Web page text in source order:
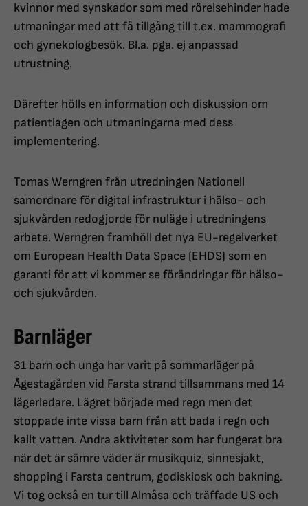
kvinnor med synskador som med rörelsehinder hade
utmaningar med att få tillgång till t.ex. mammografi
och gynekologbesök. Bl.a. pga. ej anpassad
utrustning.
Därefter hölls en information och diskussion om
patientlagen och utmaningarna med dess
implementering.
Tomas Werngren från utredningen Nationell
samordnare för digital infrastruktur i hälso- och
sjukvården redogjorde för nuläge i utredningens
arbete. Werngren framhöll det nya EU-regelverket
om European Health Data Space (EHDS) som en
garanti för att vi kommer se förändringar för hälso-
och sjukvården.
Barnläger
31 barn och unga har varit på sommarläger på
Ågestagården vid Farsta strand tillsammans med 14
lägerledare. Lägret började med regn men det
stoppade inte vissa barn från att bada i regn och
kallt vatten. Andra aktiviteter som har fungerat bra
när det är sämre väder är musikquiz, sinnesjakt,
shopping i Farsta centrum, godiskiosk och bakning.
Vi tog också en tur till Almåsa och träffade US och